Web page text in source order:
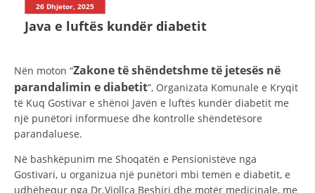
STRUKTURA E ORGANIZATËS
LIGJI I KRYQIT TË KUQ
STATUTI I KRYQIT TË KUQ
26 Dhjetor, 2025
Java e luftës kundër diabetit
Nën moton “Zakone të shëndetshme të jetesës në
parandalimin e diabetit”, Organizata Komunale e Kryqit
të Kuq Gostivar e shënoi Javën e luftës kundër diabetit me
një punëtori informuese dhe kontrolle shëndetësore
parandaluese.
Në bashkëpunim me Shoqatën e Pensionistëve nga
Gostivari, u organizua një punëtori mbi temën e diabetit, e
udhëhequr nga Dr.Vjollca Beshiri dhe motër medicinale, me